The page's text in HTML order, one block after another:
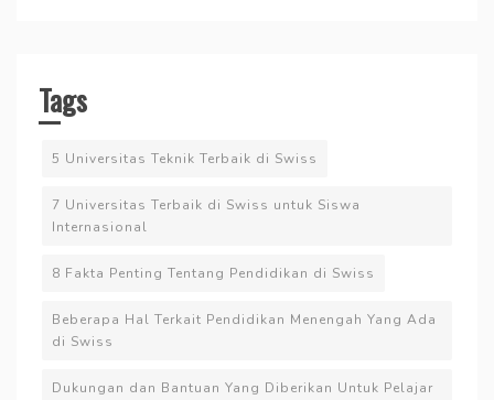
Tags
5 Universitas Teknik Terbaik di Swiss
7 Universitas Terbaik di Swiss untuk Siswa
Internasional
8 Fakta Penting Tentang Pendidikan di Swiss
Beberapa Hal Terkait Pendidikan Menengah Yang Ada
di Swiss
Dukungan dan Bantuan Yang Diberikan Untuk Pelajar